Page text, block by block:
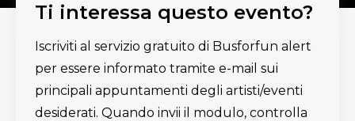
Ti interessa questo evento?
Iscriviti al servizio gratuito di Busforfun alert
per essere informato tramite e-mail sui
principali appuntamenti degli artisti/eventi
desiderati. Quando invii il modulo, controlla